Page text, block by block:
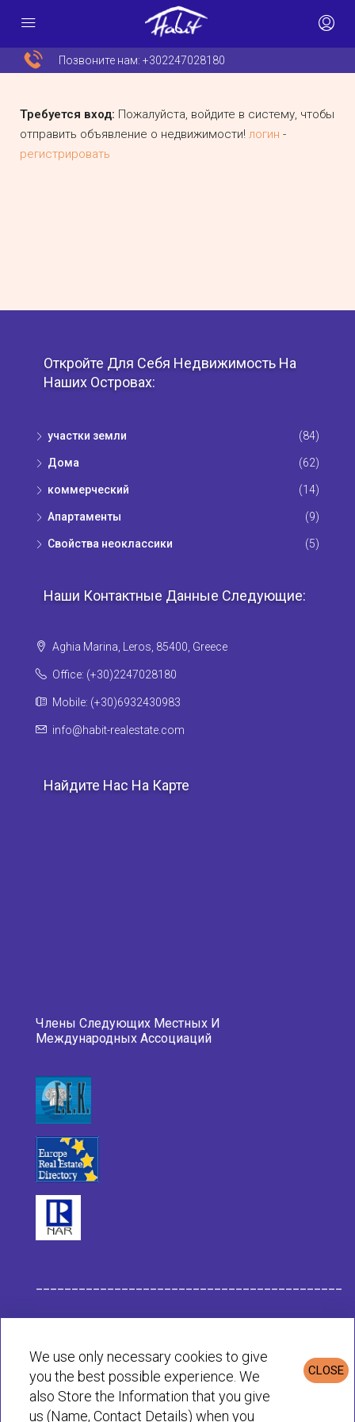
Позвоните нам: +302247028180
Требуется вход: Пожалуйста, войдите в систему, чтобы
отправить объявление о недвижимости! логин -
регистрировать
Откройте Для Себя Недвижимость На
Наших Островах:
участки земли (84)
Дома (62)
коммерческий (14)
Апартаменты (9)
Свойства неоклассики (5)
Наши Контактные Данные Следующие:
Aghia Marina, Leros, 85400, Greece
Office: (+30)2247028180
Mobile: (+30)6932430983
info@habit-realestate.com
Найдите Нас На Карте
Члены Следующих Местных И
Международных Ассоциаций
Политика конфиденциальности и cookie
CLOSE
We use only necessary cookies to give
you the best possible experience. We
also Store the Information that you give
us (Name, Contact Details) when you